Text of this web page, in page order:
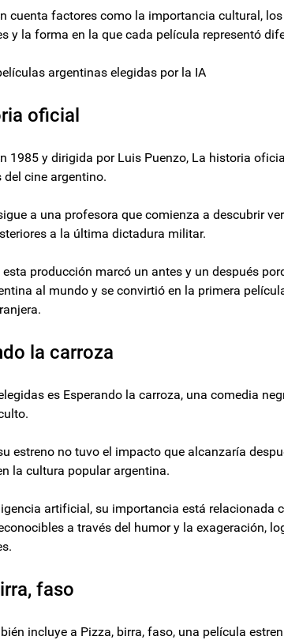
cuenta factores como la importancia cultural,
y la forma en la que cada película representó
argentinas elegidas por la IA
oficial
1985 y dirigida por Luis Puenzo, La historia
cine argentino.
a una profesora que comienza a descubrir
a la última dictadura militar.
esta producción marcó un antes y un después
al mundo y se convirtió en la primera
la carroza
es Esperando la carroza, una comedia
estreno no tuvo el impacto que alcanzaría
la cultura popular argentina.
artificial, su importancia está relacionada
a través del humor y la exageración,
faso
incluye a Pizza, birra, faso, una película